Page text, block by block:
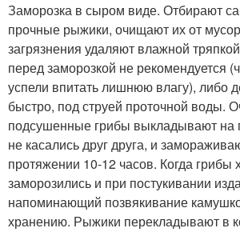
Заморозка в сыром виде. Отбирают
прочные рыжики, очищают их от
загрязнения удаляют влажной
перед заморозкой не рекомендуется
успели впитать лишнюю влагу), либо
быстро, под струей проточной воды.
подсушенные грибы выкладывают на
не касались друг друга, и
протяжении 10-12 часов. Когда грибы
заморозились и при постукивании
напоминающий позвякивание
хранению. Рыжики перекладывают в